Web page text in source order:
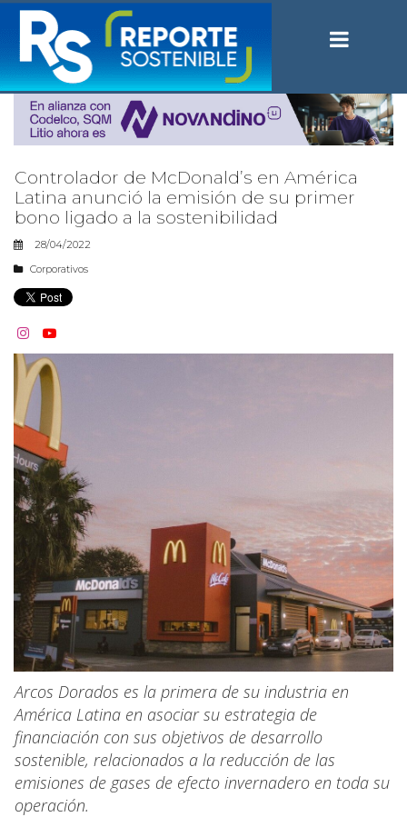
Controlador de McDonald’s en América
Latina anunció la emisión de su primer
bono ligado a la sostenibilidad
28/04/2022
Corporativos
 
Arcos Dorados es la primera de su industria en
América Latina en asociar su estrategia de
financiación con sus objetivos de desarrollo
sostenible, relacionados a la reducción de las
emisiones de gases de efecto invernadero en toda su
operación.